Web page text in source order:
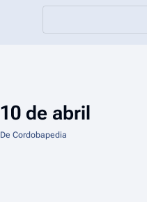
10 de abril
De Cordobapedia